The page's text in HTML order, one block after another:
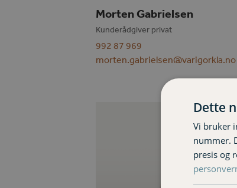
Morten Gabrielsen
Kunderådgiver privat
992 87 969
morten.gabrielsen@varigorkla.no
Dette
Vi bruker
nummer.
presis og